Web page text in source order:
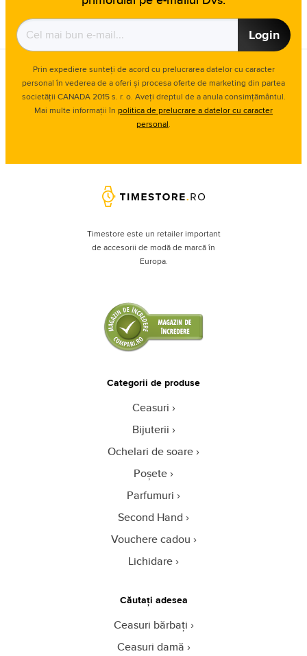
Login
Prin expediere sunteți de acord cu prelucrarea datelor cu caracter
personal în vederea de a oferi și procesa oferte de marketing din partea
societății CANADA 2015 s. r. o. Aveți dreptul de a anula consimțământul.
Mai multe informații în politica de prelucrare a datelor cu caracter
personal.
Timestore este un retailer important
de accesorii de modă de marcă în
Europa.
Categorii de produse
Ceasuri
Bijuterii
Ochelari de soare
Poșete
Parfumuri
Second Hand
Vouchere cadou
Lichidare
Căutați adesea
Ceasuri bărbați
Ceasuri damă